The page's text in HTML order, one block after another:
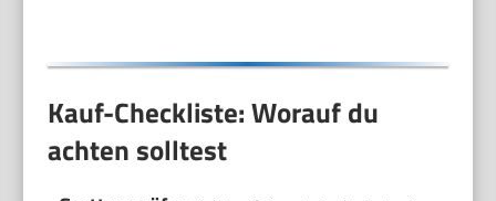
Kauf-Checkliste: Worauf du
achten solltest